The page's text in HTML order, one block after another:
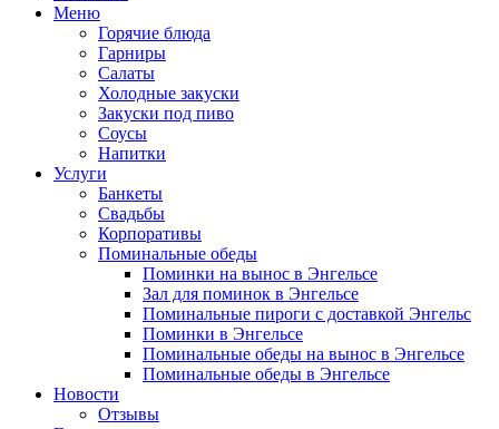
Меню
Горячие блюда
Гарниры
Салаты
Холодные закуски
Закуски под пиво
Соусы
Напитки
Услуги
Банкеты
Свадьбы
Корпоративы
Поминальные обеды
Поминки на вынос в Энгельсе
Зал для поминок в Энгельсе
Поминальные пироги с доставкой Энгельс
Поминки в Энгельсе
Поминальные обеды на вынос в Энгельсе
Поминальные обеды в Энгельсе
Новости
Отзывы